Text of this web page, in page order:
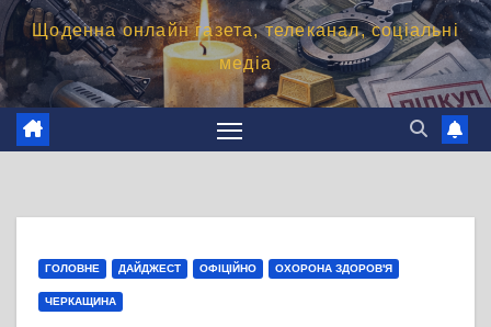
Щоденна онлайн газета, телеканал, соціальні
медіа
ГОЛОВНЕ ДАЙДЖЕСТ ОФІЦІЙНО ОХОРОНА ЗДОРОВ'Я
ЧЕРКАЩИНА